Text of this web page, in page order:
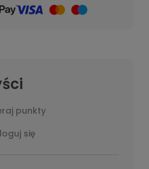
punkty
się